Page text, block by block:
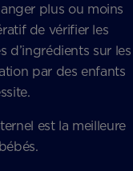
plus ou moins
de vérifier les
d’ingrédients sur les
par des enfants
est la meilleure